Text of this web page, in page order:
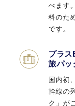
べます
料のた
です。
プラス
旅パッ
国内初
幹線の
ク」が